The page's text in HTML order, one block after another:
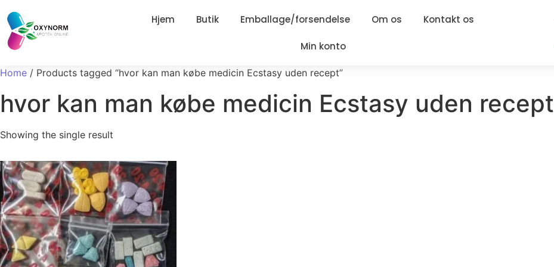
Hjem Butik Emballage/forsendelse Om os Kontakt os
Min konto
Home / Products tagged “hvor kan man købe medicin Ecstasy uden recept”
hvor kan man købe medicin Ecstasy uden recept
Showing the single result